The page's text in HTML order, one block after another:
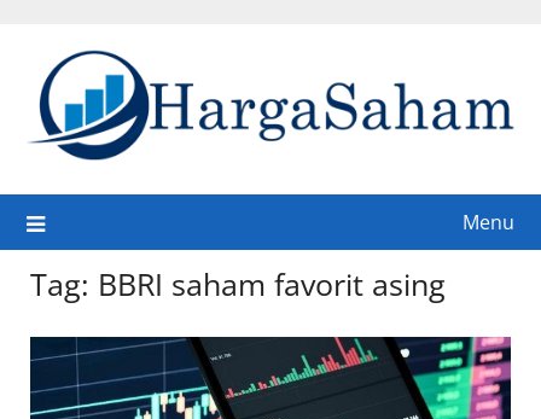
content
Menu
Tag: BBRI saham favorit asing